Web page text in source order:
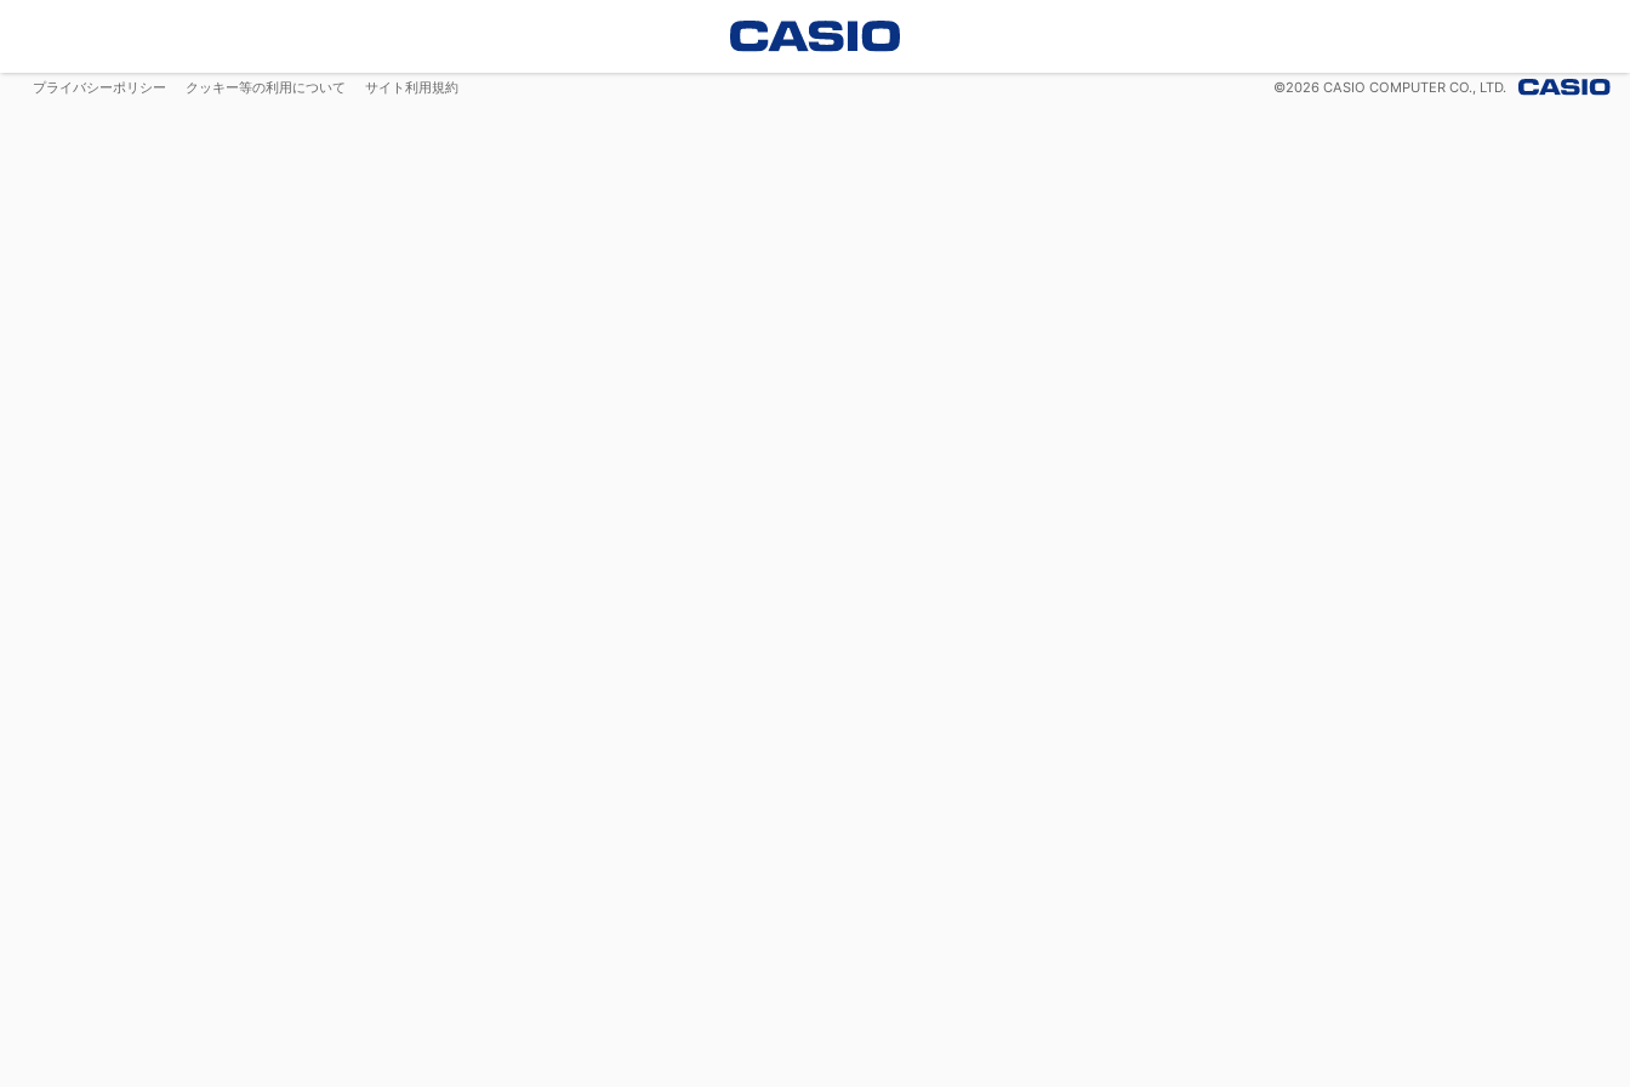
プライバシーポリシー クッキー等の利用について サイト利用規約 ©2026 CASIO COMPUTER CO., LTD.